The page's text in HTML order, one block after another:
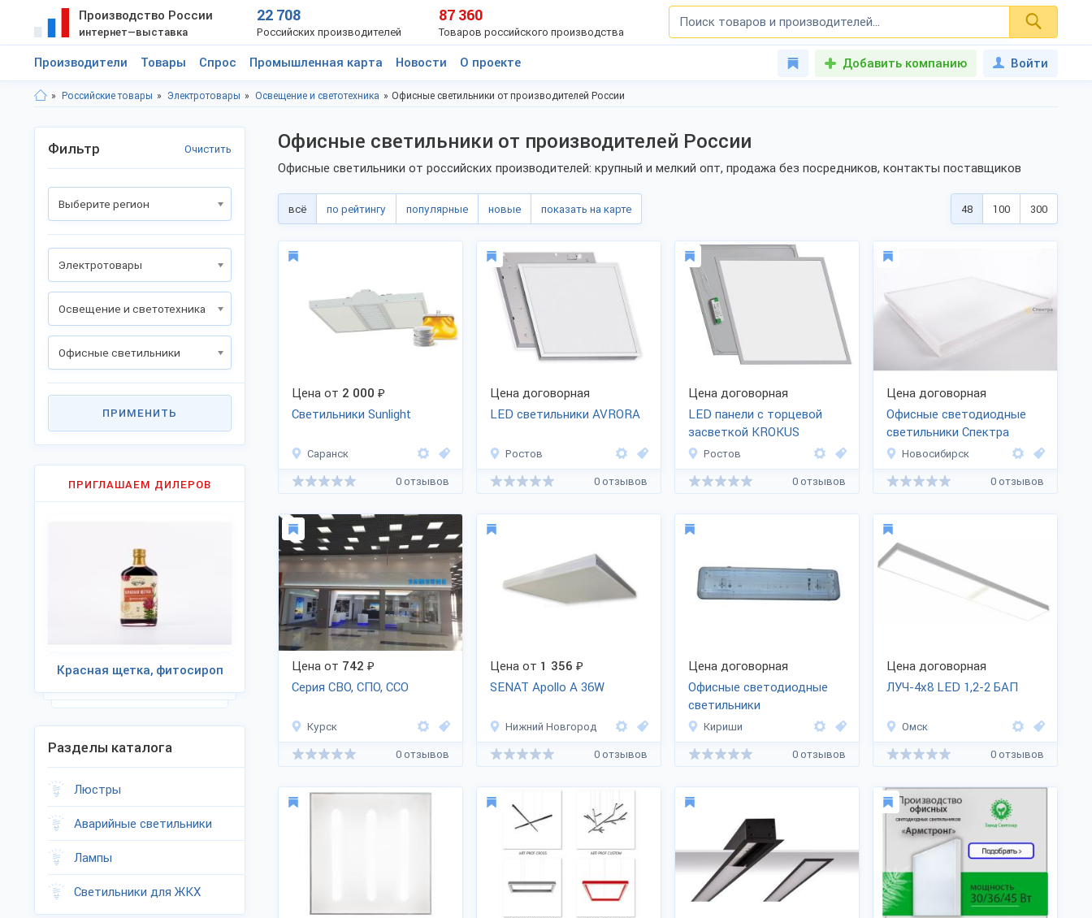
Производство России
интернет—выставка
22 708
Российских производителей
87 360
Товаров российского производства
Производители Товары Спрос Промышленная карта Новости О проекте Добавить компанию Войти
Российские товары Электротовары Освещение и светотехника Офисные светильники от производителей России
Офисные светильники от производителей России
Офисные светильники от российских производителей: крупный и мелкий опт, продажа без посредников, контакты поставщиков
всё по рейтингу популярные новые показать на карте 48 100 300
Цена от 2 000 ₽
Светильники Sunlight
Саранск
0 отзывов
Цена договорная
LED светильники AVRORA
Ростов
0 отзывов
Цена договорная
LED панели с торцевой
засветкой KROKUS
Ростов
0 отзывов
Цена договорная
Офисные светодиодные
светильники Спектра
Новосибирск
0 отзывов
Цена от 742 ₽
Серия СВО, СПО, ССО
Курск
0 отзывов
Цена от 1 356 ₽
SENAT Apollo A 36W
Нижний Новгород
0 отзывов
Цена договорная
Офисные светодиодные
светильники
Кириши
0 отзывов
Цена договорная
ЛУЧ-4х8 LED 1,2-2 БАП
Омск
0 отзывов
Фильтр Очистить
Выберите регион
Электротовары
Освещение и светотехника
Офисные светильники
ПРИМЕНИТЬ
ПРИГЛАШАЕМ ДИЛЕРОВ
Красная щетка, фитосироп
Разделы каталога
Люстры
Аварийные светильники
Лампы
Светильники для ЖКХ